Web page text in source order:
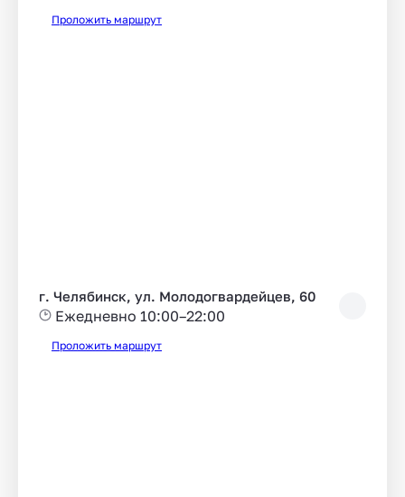
Проложить маршрут
г. Челябинск, ул. Молодогвардейцев, 60
Ежедневно 10:00–22:00
Проложить маршрут